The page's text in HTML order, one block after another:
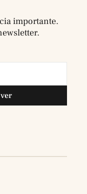
importante.